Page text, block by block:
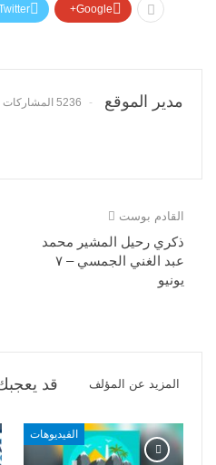
Google+
مدير الموقع 5236 المشاركات
القادم بوست
ذكري رحيل المشير محمد
عبد الغني الجمسي – ٧
يونيو
قد المزيد عن المؤلف
الفيديوهات